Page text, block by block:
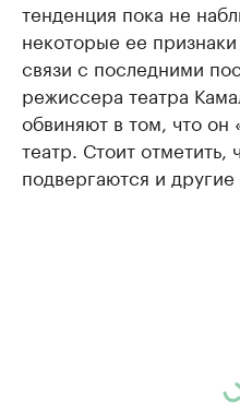
тенденция пока не
некоторые ее
связи с последними
режиссера театра
обвиняют в том, что он
театр. Стоит отметить,
подвергаются и другие